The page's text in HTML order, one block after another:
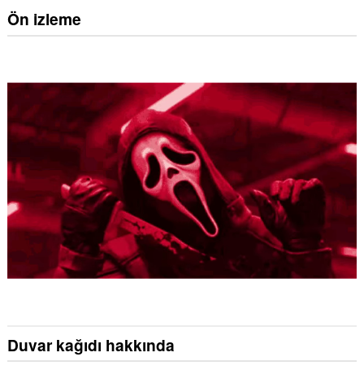
Ön izleme
Duvar kağıdı hakkında